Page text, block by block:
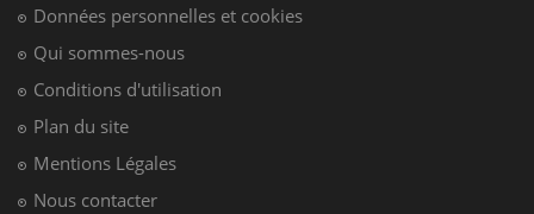
Données personnelles et cookies
Qui sommes-nous
Conditions d'utilisation
Plan du site
Mentions Légales
Nous contacter